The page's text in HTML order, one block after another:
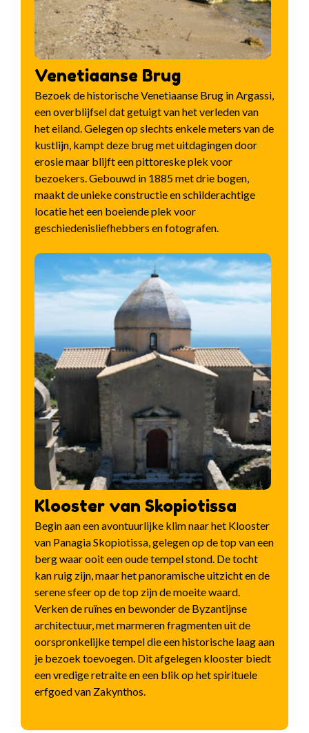
Venetiaanse Brug
Bezoek de historische Venetiaanse Brug in Argassi,
een overblijfsel dat getuigt van het verleden van
het eiland. Gelegen op slechts enkele meters van de
kustlijn, kampt deze brug met uitdagingen door
erosie maar blijft een pittoreske plek voor
bezoekers. Gebouwd in 1885 met drie bogen,
maakt de unieke constructie en schilderachtige
locatie het een boeiende plek voor
geschiedenisliefhebbers en fotografen.
Klooster van Skopiotissa
Begin aan een avontuurlijke klim naar het Klooster
van Panagia Skopiotissa, gelegen op de top van een
berg waar ooit een oude tempel stond. De tocht
kan ruig zijn, maar het panoramische uitzicht en de
serene sfeer op de top zijn de moeite waard.
Verken de ruïnes en bewonder de Byzantijnse
architectuur, met marmeren fragmenten uit de
oorspronkelijke tempel die een historische laag aan
je bezoek toevoegen. Dit afgelegen klooster biedt
een vredige retraite en een blik op het spirituele
erfgoed van Zakynthos.